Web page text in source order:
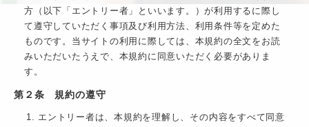
方（以下「エントリー者」といいます。）が利用するに際し
て遵守していただく事項及び利用方法、利用条件等を定めた
ものです。当サイトの利用に際しては、本規約の全文をお読
みいただいたうえで、本規約に同意いただく必要がありま
す。
第２条 規約の遵守
エントリー者は、本規約を理解し、その内容をすべて同意